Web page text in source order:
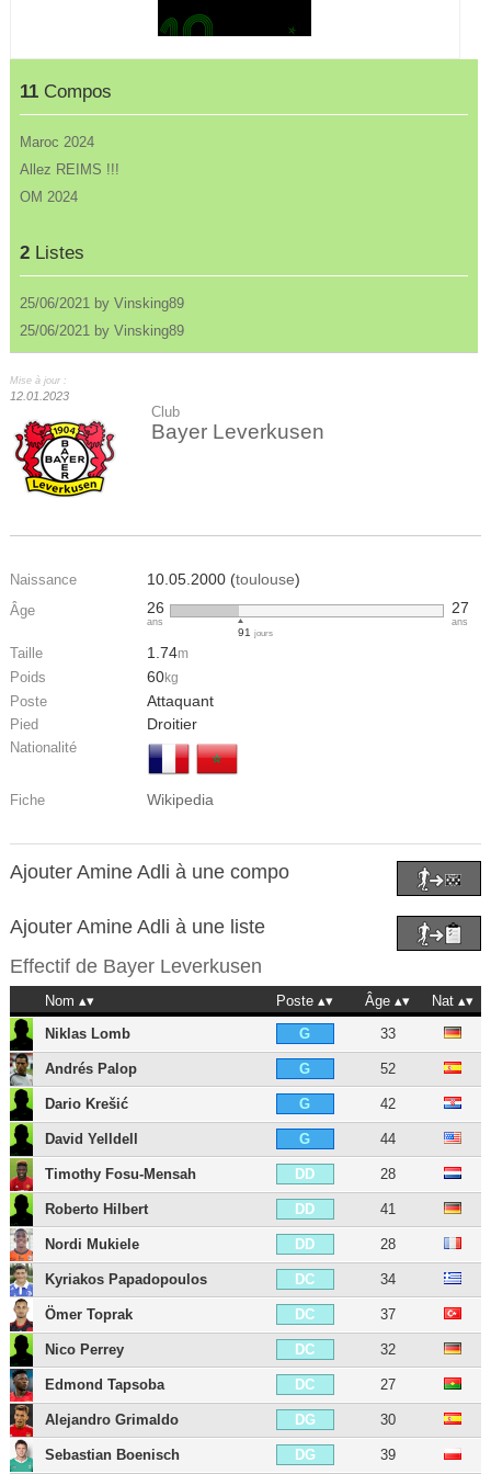
11 Compos
Maroc 2024
Allez REIMS !!!
OM 2024
2 Listes
25/06/2021 by Vinsking89
25/06/2021 by Vinsking89
Mise à jour :
12.01.2023
Club
Bayer Leverkusen
Naissance 10.05.2000 (toulouse)
Âge 26
ans
91 jours
27
ans
Taille 1.74m
Poids 60kg
Poste Attaquant
Pied Droitier
Nationalité
Fiche Wikipedia
Ajouter Amine Adli à une compo
Ajouter Amine Adli à une liste
Effectif de Bayer Leverkusen
Nom Poste Âge
Nat
Niklas Lomb
G 33
Andrés Palop G 52
Dario Krešić G 42
David Yelldell G 44
Timothy Fosu-Mensah DD 28
Roberto Hilbert DD 41
Nordi Mukiele DD 28
Kyriakos Papadopoulos DC 34
Ömer Toprak DC 37
Nico Perrey DC 32
Edmond Tapsoba DC 27
Alejandro Grimaldo DG 30
Sebastian Boenisch DG 39